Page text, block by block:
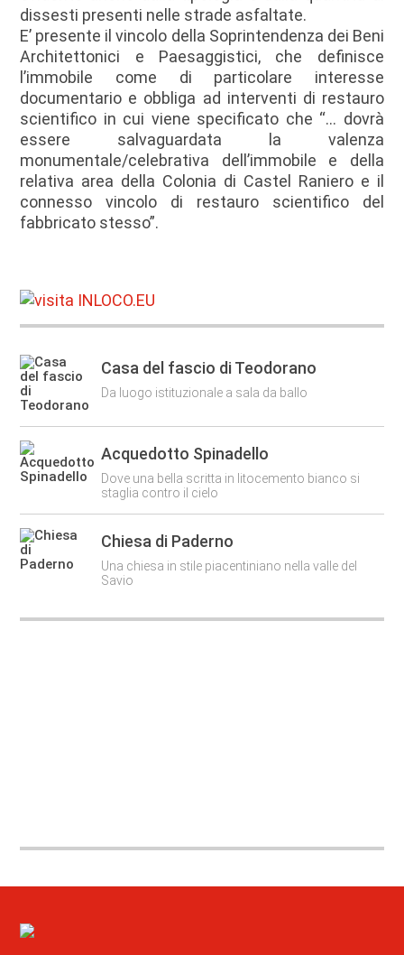
dissesti presenti nelle strade asfaltate.
E’ presente il vincolo della Soprintendenza dei Beni
Architettonici e Paesaggistici, che definisce
l’immobile come di particolare interesse
documentario e obbliga ad interventi di restauro
scientifico in cui viene specificato che “… dovrà
essere salvaguardata la valenza
monumentale/celebrativa dell’immobile e della
relativa area della Colonia di Castel Raniero e il
connesso vincolo di restauro scientifico del
fabbricato stesso”.
Casa del fascio di Teodorano
Da luogo istituzionale a sala da ballo
Acquedotto Spinadello
Dove una bella scritta in litocemento bianco si
staglia contro il cielo
Chiesa di Paderno
Una chiesa in stile piacentiniano nella valle del
Savio